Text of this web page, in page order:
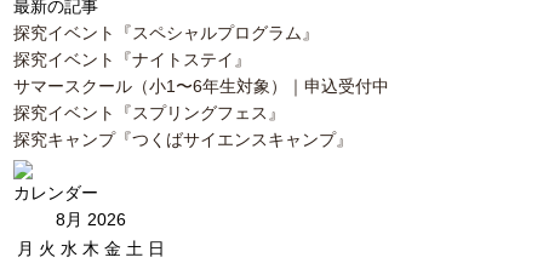
最新の記事
探究イベント『スペシャルプログラム』
探究イベント『ナイトステイ』
サマースクール（小1〜6年生対象）｜申込受付中
探究イベント『スプリングフェス』
探究キャンプ『つくばサイエンスキャンプ』
カレンダー
8月 2026
月 火 水 木 金 土 日